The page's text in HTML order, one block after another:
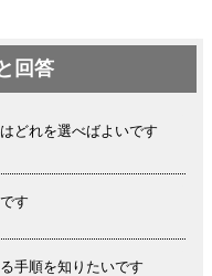
回答
どれを選べばよいです
す
手順を知りたいです